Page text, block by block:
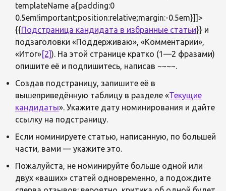
templateName a{padding:0
0.5em!important;position:relative;margin:-0.5em}]]>
{{Подстраница кандидата в избранные статьи}} и
подзаголовки «Поддерживаю», «Комментарии»,
«Итог»[2]). На этой странице кратко (1—2 фразами)
опишите её и подпишитесь, написав ~~~~.
Создав подстраницу, запишите её в
вышеприведённую таблицу в разделе «Текущие
кандидаты». Укажите дату номинирования и дайте
ссылку на подстраницу.
Если номинируете статью, написанную, по большей
части, вами — укажите это.
Пожалуйста, не номинируйте больше одной или
двух «ваших» статей одновременно, а подождите